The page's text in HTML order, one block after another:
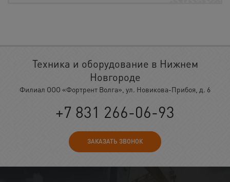
Техника и оборудование в Нижнем
Новгороде
Филиал ООО «Фортрент Волга», ул. Новикова-Прибоя, д. 6
+7 831 266-06-93
ЗАКАЗАТЬ ЗВОНОК